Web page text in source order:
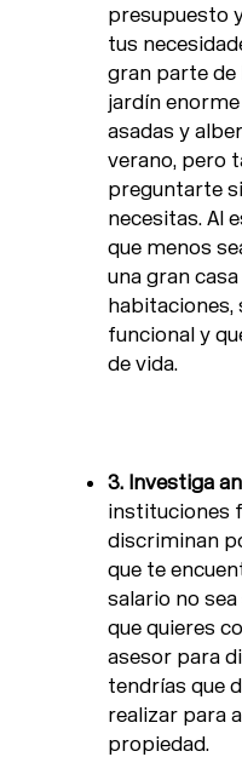
presupuesto
tus
gran parte de
jardín
asadas y
verano, pero
preguntarte
necesitas. Al
que menos
una gran
habitaciones,
funcional y
de vida.
3. Investiga
instituciones
discriminan
que te
salario no
que quieres
asesor para
tendrías que
realizar para
propiedad.